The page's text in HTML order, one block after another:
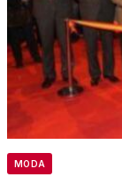
MODA